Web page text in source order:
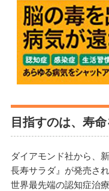
目指すのは、寿
ダイアモンド社から、
長寿サラダ』が発売さ
世界最先端の認知症治